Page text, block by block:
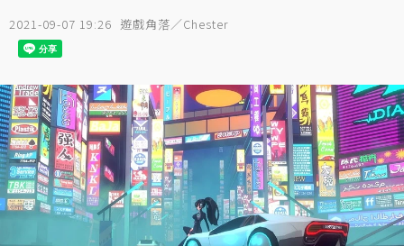
2021-09-07 19:26 遊戲角落／Chester